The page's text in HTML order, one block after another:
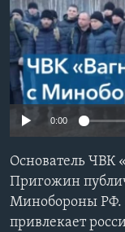
Learning English
СОЦИАЛЬНЫЕ СЕТИ
No
0:00
Основатель ЧВК
Пригожин
Минобороны РФ.
привлекает